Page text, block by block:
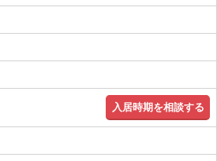
入居時期を相談する